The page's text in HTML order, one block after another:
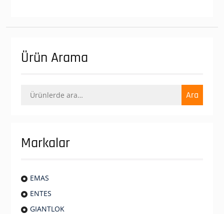
Ürün Arama
Ara: Ara
Markalar
EMAS
ENTES
GIANTLOK